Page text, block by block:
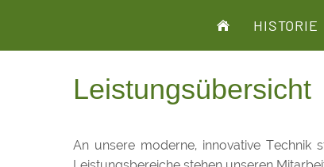
HISTORIE
Leistungsübersicht
An unsere moderne, innovative